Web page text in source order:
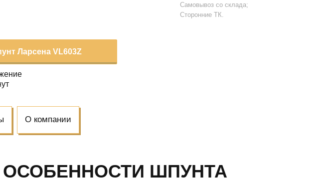
Самовывоз со склада;
Сторонние ТК.
Ларсена VL603Z
О компании
ОСОБЕННОСТИ ШПУНТА